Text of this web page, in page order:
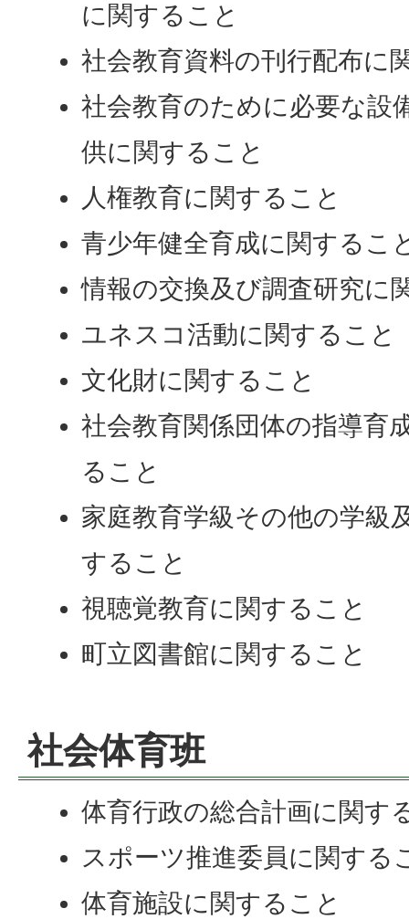
に関すること
社会教育資料の刊行配布に
社会教育のために必要な設
供に関すること
人権教育に関すること
青少年健全育成に関するこ
情報の交換及び調査研究に
ユネスコ活動に関すること
文化財に関すること
社会教育関係団体の指導育
ること
家庭教育学級その他の学級
すること
視聴覚教育に関すること
町立図書館に関すること
社会体育班
体育行政の総合計画に関す
スポーツ推進委員に関する
体育施設に関すること